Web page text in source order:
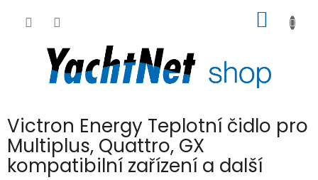
KOŠÍK
Victron Energy Teplotní čidlo pro
Multiplus, Quattro, GX
kompatibilní zařízení a další